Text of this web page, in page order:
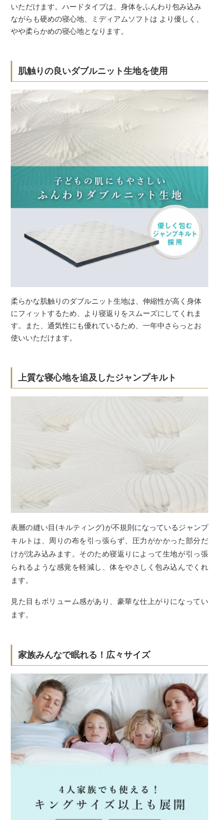
いただけます。ハードタイプは、身体をふんわり包み込み
ながらも硬めの寝心地、ミディアムソフトは より優しく、
やや柔らかめの寝心地となります。
肌触りの良いダブルニット生地を使用
柔らかな肌触りのダブルニット生地は、伸縮性が高く身体
にフィットするため、より寝返りをスムーズにしてくれま
す。また、通気性にも優れているため、一年中さらっとお
使いいただけます。
上質な寝心地を追及したジャンプキルト
表層の縫い目(キルティング)が不規則になっているジャンプ
キルトは、周りの布を引っ張らず、圧力がかかった部分だ
けが沈み込みます。そのため寝返りによって生地が引っ張
られるような感覚を軽減し、体をやさしく包み込んでくれ
ます。
見た目もボリューム感があり、豪華な仕上がりになってい
ます。
家族みんなで眠れる！広々サイズ